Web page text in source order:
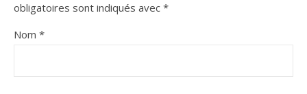
obligatoires sont indiqués avec *
Nom *